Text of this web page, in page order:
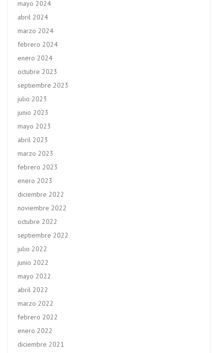
mayo 2024
abril 2024
marzo 2024
febrero 2024
enero 2024
octubre 2023
septiembre 2023
julio 2023
junio 2023
mayo 2023
abril 2023
marzo 2023
febrero 2023
enero 2023
diciembre 2022
noviembre 2022
octubre 2022
septiembre 2022
julio 2022
junio 2022
mayo 2022
abril 2022
marzo 2022
febrero 2022
enero 2022
diciembre 2021